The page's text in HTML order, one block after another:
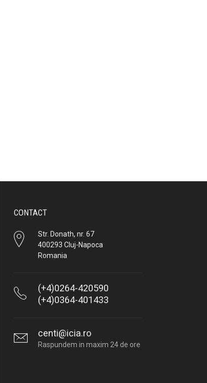
CONTACT
Str. Donath, nr. 67
400293 Cluj-Napoca
Romania
(+4)0264-420590
(+4)0364-401433
centi@icia.ro
Raspundem in maxim 24 de ore